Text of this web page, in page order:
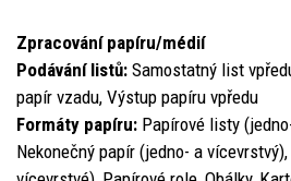
Zpracování papíru/médií
Podávání listů: Samostatný list
papír vzadu, Výstup papíru vpředu
Formáty papíru: Papírové listy
Nekonečný papír (jedno- a